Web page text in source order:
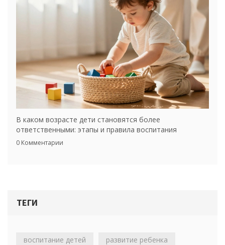
В каком возрасте дети становятся более
ответственными: этапы и правила воспитания
0 Комментарии
ТЕГИ
воспитание детей развитие ребенка